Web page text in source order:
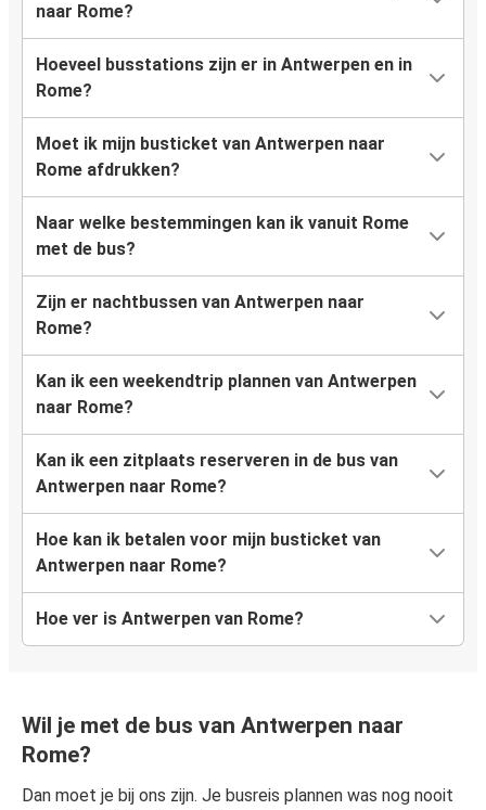
naar Rome?
Hoeveel busstations zijn er in Antwerpen en in
Rome?
Moet ik mijn busticket van Antwerpen naar
Rome afdrukken?
Naar welke bestemmingen kan ik vanuit Rome
met de bus?
Zijn er nachtbussen van Antwerpen naar
Rome?
Kan ik een weekendtrip plannen van Antwerpen
naar Rome?
Kan ik een zitplaats reserveren in de bus van
Antwerpen naar Rome?
Hoe kan ik betalen voor mijn busticket van
Antwerpen naar Rome?
Hoe ver is Antwerpen van Rome?
Wil je met de bus van Antwerpen naar
Rome?
Dan moet je bij ons zijn. Je busreis plannen was nog nooit